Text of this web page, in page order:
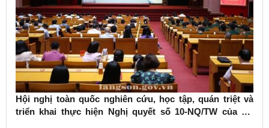
Hội nghị toàn quốc nghiên cứu, học tập, quán triệt và
triển khai thực hiện Nghị quyết số 10-NQ/TW của Bộ